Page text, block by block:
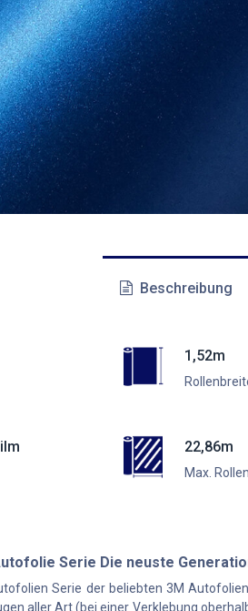
Beschreibung
1,52m
22,86m
Max.
Serie Die neuste
Serie der beliebten 3M
aller Art (bei einer Verklebung